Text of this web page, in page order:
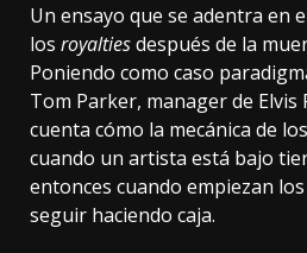
Un ensayo que se adentra en
los royaltiesdespués de la
Poniendo como caso
Tom Parker, manager de Elvis
cuenta cómo la mecánica de
cuando un artista está bajo
entonces cuando empiezan
seguir haciendo caja.